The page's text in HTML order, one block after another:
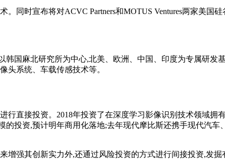
时宣布将对ACVC Partners和MOTUS Ventures两家美国
麻北研究所为中心,北美、欧洲、中国、印度为专属研发
头系统、车载传感技术等。
接投资。2018年投资了在深度学习影像识别技术领域拥有
的投资,预计明年商用化落地;去年现代摩比斯还携手现代汽
强其创新实力外,还通过风险投资的方式进行间接投资,发掘